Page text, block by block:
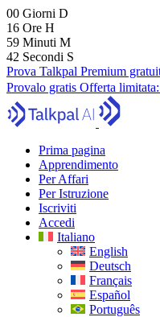
00 Giorni D
16 Ore H
59 Minuti M
41 Secondi S
Prova Talkpal Premium
Provalo gratis Offerta limitata:
Prima pagina
Apprendimento
Per Affari
Per Istruzione
Iscriviti
Accedi
Italiano
English
Deutsch
Français
Español
Português